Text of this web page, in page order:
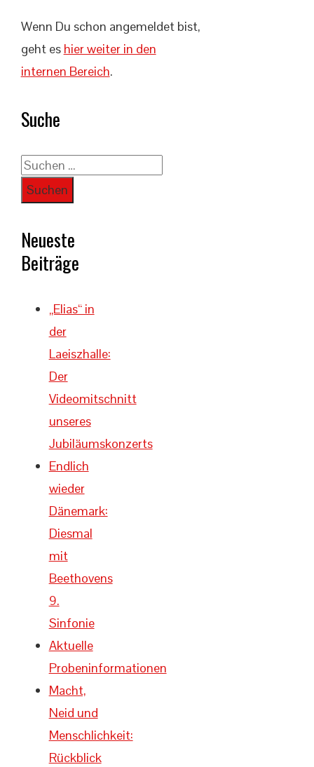
Wenn Du schon angemeldet bist,
geht es hier weiter in den
internen Bereich.
Suche
Suchen
nach:
Neueste
Beiträge
„Elias“ in
der
Laeiszhalle:
Der
Videomitschnitt
unseres
Jubiläumskonzerts
Endlich
wieder
Dänemark:
Diesmal
mit
Beethovens
9.
Sinfonie
Aktuelle
Probeninformationen
Macht,
Neid und
Menschlichkeit:
Rückblick